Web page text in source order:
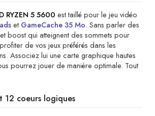
RYZEN 5 5600 est taillé pour le jeu vidéo
et GameCache 35 Mo. Sans parler des
boost qui atteignent des sommets pour
de vos jeux préférés dans les
Associez lui une carte graphique hautes
pourrez jouer de manière optimale. Tout
coeurs logiques